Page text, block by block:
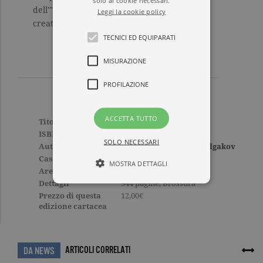
dell'"uomo nuovo”, soffoca la libertà e la
creatività.
Titolo
Il Maestro e Margherita
ISBN
Autore
Michail Afanas'evič Bulgakov
Casa Editrice
Aree tematiche
Dettagli
544 pagine, Brossura
Prezzo di questa
edizione cartacea
12,00€
DA NEWS ARTICOLI CORRELATI
Leggi la cookie policy
TECNICI ED EQUIPARATI
MISURAZIONE
PROFILAZIONE
ACCETTA TUTTO
SOLO NECESSARI
MOSTRA DETTAGLI
Tecnici ed equiparati
I cookie tecnici sono strettamente
necessari, consentono la funzionalità